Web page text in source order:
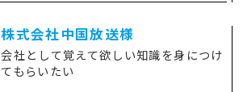
株式会社中国放送様
会社として覚えて欲しい知識を身につけ
てもらいたい